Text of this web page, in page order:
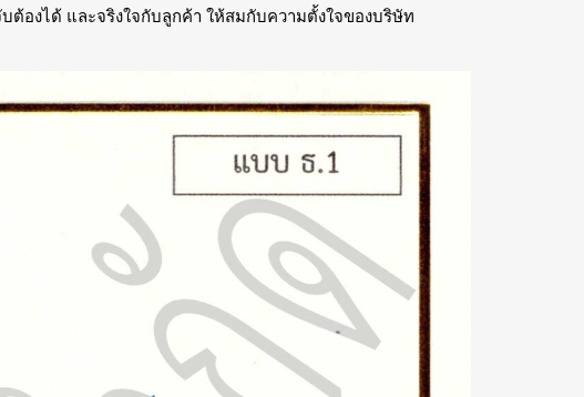
บต้องได้ และจริงใจกับลูกค้า ให้สมกับความตั้งใจของบริษัท